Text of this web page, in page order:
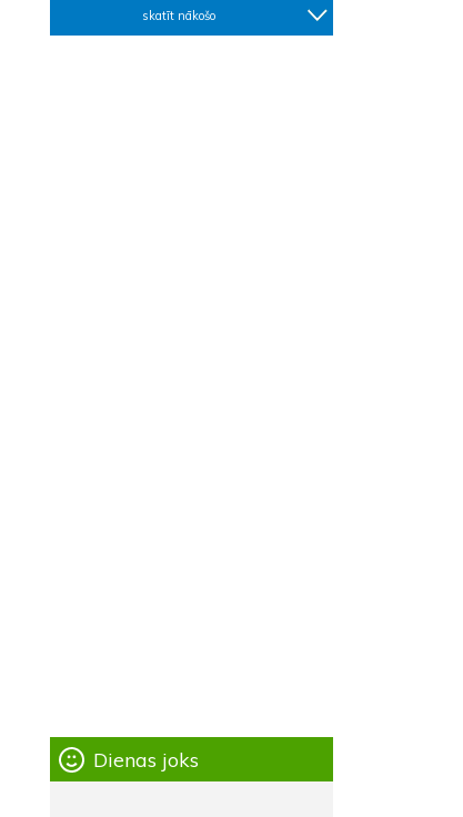
skatīt nākošo
Dienas joks